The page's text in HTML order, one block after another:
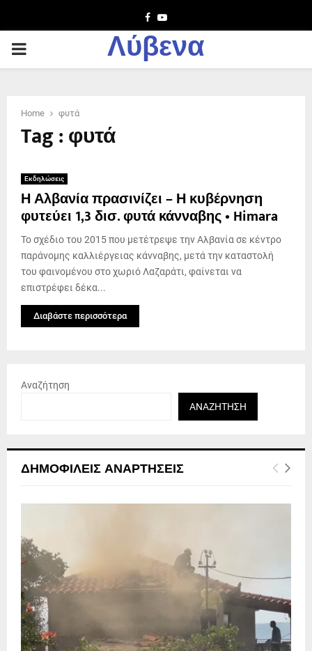
Facebook
Youtube
PRIMARY
Λύβενα
Home φυτά
Tag : φυτά
Εκδηλώσεις
Η Αλβανία πρασινίζει – Η κυβέρνηση
φυτεύει 1,3 δισ. φυτά κάνναβης • Himara
Το σχέδιο του 2015 που μετέτρεψε την Αλβανία σε κέντρο
παράνομης καλλιέργειας κάνναβης, μετά την καταστολή
του φαινομένου στο χωριό Λαζαράτι, φαίνεται να
επιστρέφει δέκα...
Διαβάστε περισσότερα
Αναζήτηση
ΑΝΑΖΉΤΗΣΗ
ΔΗΜΟΦΙΛΕΊΣ ΑΝΑΡΤΉΣΕΙΣ